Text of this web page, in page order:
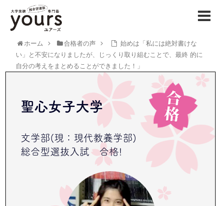
ホーム 合格者の声
始めは「私には絶対書けな
い」と不安になりましたが、じっくり取り組むことで、最終 的に
自分の考えをまとめることができました！」
聖心女子大学
文学部(現：現代教養学部)
総合型選抜入試 合格!